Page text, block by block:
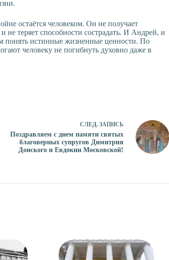
остаётся человеком. Он не получает
не теряет способности сострадать. И Андрей, и
понять истинные жизненные ценности. По
человеку не погибнуть духовно даже в
СЛЕД. ЗАПИСЬ
Поздравляем с днем памяти святых
благоверных супругов Димитрия
Донского и Евдокии Московской!